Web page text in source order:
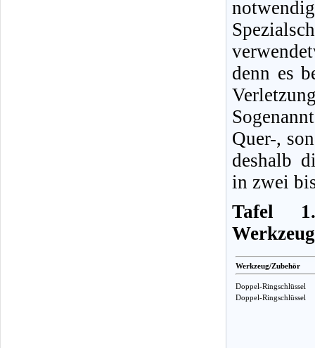
denn es
Quer-,
deshalb
in zwei
Tafel
Werkzeug/Zubehör
Doppel-Ringschlüssel
Doppel-Ringschlüssel